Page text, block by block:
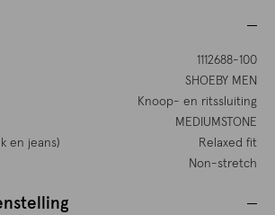
1112688-100
SHOEBY MEN
Knoop- en ritssluiting
MEDIUMSTONE
en jeans)
Relaxed fit
Non-stretch